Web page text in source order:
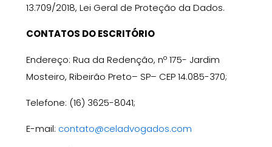
13.709/2018, Lei Geral de Proteção da Dados.
CONTATOS DO ESCRITÓRIO
Endereço: Rua da Redenção, nº 175- Jardim
Mosteiro, Ribeirão Preto– SP– CEP 14.085-370;
Telefone: (16) 3625-8041;
E-mail: contato@celadvogados.com